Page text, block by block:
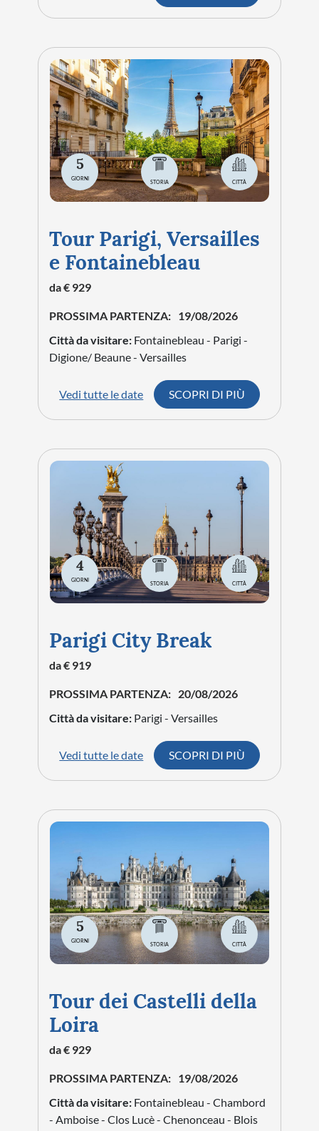
5
GIORNI
STORIA CITTÀ
Tour Parigi, Versailles
e Fontainebleau
da € 929
PROSSIMA PARTENZA: 19/08/2026
Città da visitare: Fontainebleau - Parigi -
Digione/ Beaune - Versailles
Vedi tutte le date SCOPRI DI PIÙ
4
GIORNI
STORIA CITTÀ
Parigi City Break
da € 919
PROSSIMA PARTENZA: 20/08/2026
Città da visitare: Parigi - Versailles
Vedi tutte le date SCOPRI DI PIÙ
5
GIORNI
STORIA CITTÀ
Tour dei Castelli della
Loira
da € 929
PROSSIMA PARTENZA: 19/08/2026
Città da visitare: Fontainebleau - Chambord
- Amboise - Clos Lucè - Chenonceau - Blois